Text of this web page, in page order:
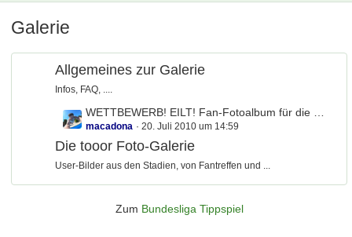
Galerie
Allgemeines zur Galerie
Infos, FAQ, ....
L
e
t
WETTBEWERB! EILT! Fan-Fotoalbum für die Deutsche Nationalmannschaft
macadona 20. Juli 2010 um 14:59
Die tooor Foto-Galerie
User-Bilder aus den Stadien, von Fantreffen und ...
Zum Bundesliga Tippspiel